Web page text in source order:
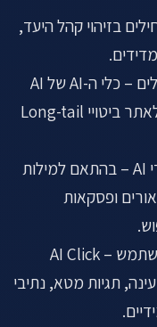
בזיהוי קהל היעד,
2. מחקר מילות מפתח ובניית אוצר מילים – כלי ה-AI של AI
Click עוזרים לשאוב נתונים עדכניים, לאתר ביטויי Long-tail
3. יצירת תוכן חכם ואופטימיזציה על-ידי AI – בהתאם למילות
ופסקאות
4. אופטימיזציה טכנית ושיפור חוויית משתמש – AI Click
תגיות מטא, נתיבי